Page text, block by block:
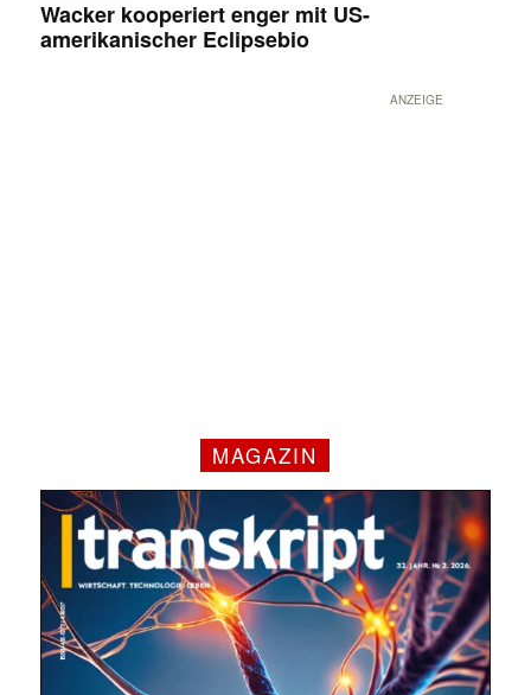
Wacker kooperiert enger mit US-
amerikanischer Eclipsebio
ANZEIGE
MAGAZIN